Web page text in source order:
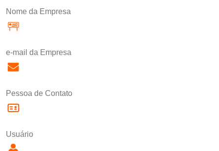
Nome da Empresa
e-mail da Empresa
Pessoa de Contato
Usuário